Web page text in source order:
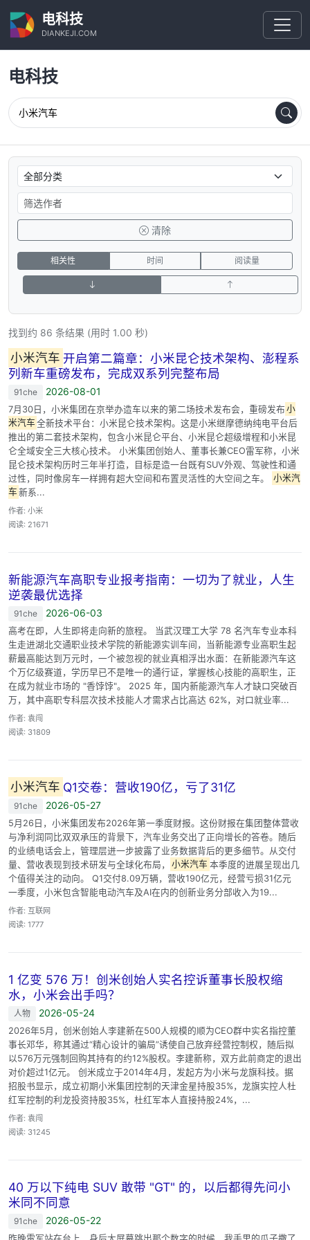
电科技
DIANKEJI.COM
电科技
清除
相关性 时间 阅读量
找到约 86 条结果 (用时 1.00 秒)
小米汽车 开启第二篇章：小米昆仑技术架构、澎程系
列新车重磅发布，完成双系列完整布局
91che 2026-08-01
7月30日，小米集团在京举办造车以来的第二场技术发布会，重磅发布 小
米汽车 全新技术平台：小米昆仑技术架构。这是小米继摩德纳纯电平台后
推出的第二套技术架构，包含小米昆仑平台、小米昆仑超级增程和小米昆
仑全域安全三大核心技术。 小米集团创始人、董事长兼CEO雷军称，小米
昆仑技术架构历时三年半打造，目标是造一台既有SUV外观、驾驶性和通
过性，同时像房车一样拥有超大空间和布置灵活性的大空间之车。
小米汽
车 新系...
作者: 小米
阅读: 21671
新能源汽车高职专业报考指南：一切为了就业，人生
逆袭最优选择
91che 2026-06-03
高考在即，人生即将走向新的旅程。 当武汉理工大学 78 名汽车专业本科
生走进湖北交通职业技术学院的新能源实训车间，当新能源专业高职生起
薪最高能达到万元时，一个被忽视的就业真相浮出水面：在新能源汽车这
个万亿级赛道，学历早已不是唯一的通行证，掌握核心技能的高职生，正
在成为就业市场的 "香饽饽"。 2025 年，国内新能源汽车人才缺口突破百
万，其中高职专科层次技术技能人才需求占比高达 62%，对口就业率...
作者: 袁闯
阅读: 31809
小米汽车 Q1交卷：营收190亿，亏了31亿
91che 2026-05-27
5月26日，小米集团发布2026年第一季度财报。这份财报在集团整体营收
与净利润同比双双承压的背景下，汽车业务交出了正向增长的答卷。随后
的业绩电话会上，管理层进一步披露了业务数据背后的更多细节。从交付
量、营收表现到技术研发与全球化布局，
小米汽车 本季度的进展呈现出几
个值得关注的动向。 Q1交付8.09万辆，营收190亿元，经营亏损31亿元
一季度，小米包含智能电动汽车及AI在内的创新业务分部收入为19...
作者: 互联网
阅读: 1777
1 亿变 576 万！创米创始人实名控诉董事长股权缩
水，小米会出手吗？
人物 2026-05-24
2026年5月，创米创始人李建新在500人规模的顺为CEO群中实名指控董
事长邓华，称其通过“精心设计的骗局”诱使自己放弃经营控制权，随后拟
以576万元强制回购其持有的约12%股权。李建新称，双方此前商定的退出
对价超过1亿元。 创米成立于2014年4月，发起方为小米与龙旗科技。据
招股书显示，成立初期小米集团控制的天津金星持股35%，龙旗实控人杜
红军控制的利龙投资持股35%，杜红军本人直接持股24%，...
作者: 袁闯
阅读: 31245
40 万以下纯电 SUV 敢带 "GT" 的，以后都得先问小
米同不同意
91che 2026-05-22